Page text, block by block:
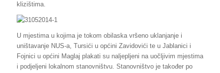
klizištima.
U mjestima u kojima je tokom obilaska vršeno uklanjanje i
uništavanje NUS-a, Tursići u općini Zavidovići te u Jablanici i
Fojnici u općini Maglaj plakati su naljepljeni na uočljivim mjestima
i podjeljeni lokalnom stanovništvu. Stanovništvo je također po